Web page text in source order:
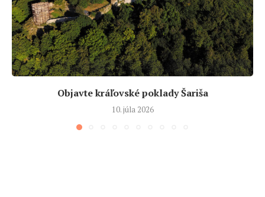
Objavte kráľovské poklady Šariša
10. júla 2026